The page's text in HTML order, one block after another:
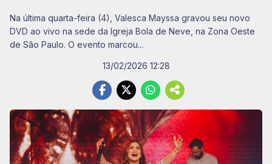
Na última quarta-feira (4), Valesca Mayssa gravou seu novo
DVD ao vivo na sede da Igreja Bola de Neve, na Zona Oeste
de São Paulo. O evento marcou...
13/02/2026 12:28